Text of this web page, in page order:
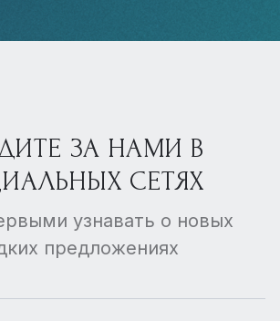
ЗА НАМИ В
СЕТЯХ
узнавать о новых
предложениях